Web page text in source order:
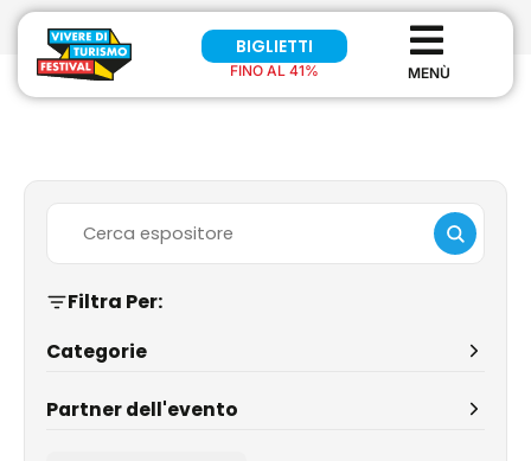
BIGLIETTI
FINO AL 41%
Filtra Per:
Categorie
Partner dell'evento